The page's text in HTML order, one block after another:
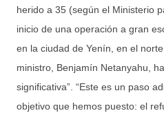
herido a 35 (según el Ministerio
inicio de una operación a gran
en la ciudad de Yenín, en el
ministro, Benjamín Netanyahu,
significativa”. “Este es un paso
objetivo que hemos puesto: el